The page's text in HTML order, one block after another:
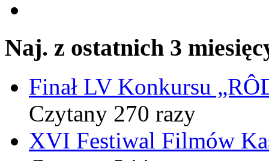
Naj. z ostatnich 3
Finał LV Konkursu
Czytany 270 razy
XVI Festiwal Filmów